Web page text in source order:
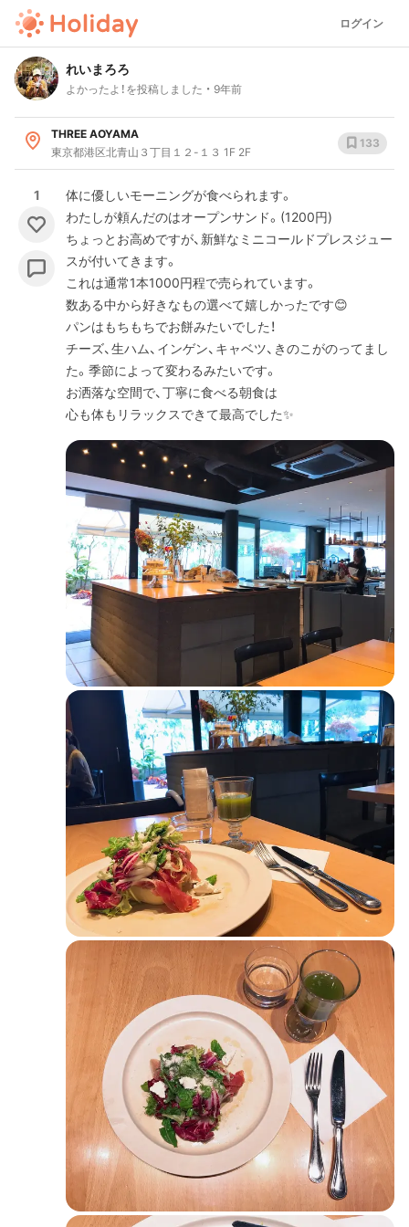
ログイン
れいまろろ
よかったよ！を投稿しました 9年前
THREE AOYAMA
東京都港区北青山３丁目１２-１３ 1F 2F
133
1
体に優しいモーニングが食べられます。
わたしが頼んだのはオープンサンド。(1200円)
ちょっとお高めですが、新鮮なミニコールドプレスジュー
スが付いてきます。
これは通常1本1000円程で売られています。
数ある中から好きなもの選べて嬉しかったです😊
パンはもちもちでお餅みたいでした！
チーズ、生ハム、インゲン、キャベツ、きのこがのってまし
た。季節によって変わるみたいです。
お洒落な空間で、丁寧に食べる朝食は
心も体もリラックスできて最高でした✨